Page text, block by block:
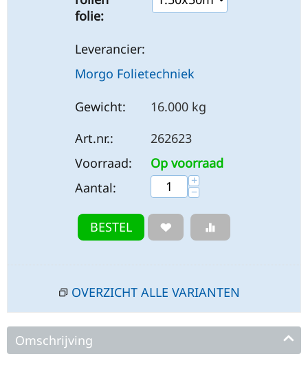
folie:
Leverancier:
Morgo Folietechniek
Gewicht:
16.000 kg
Art.nr.:
262623
Voorraad:
Op voorraad
Aantal:
+
−
BESTEL
OVERZICHT ALLE VARIANTEN
Omschrijving